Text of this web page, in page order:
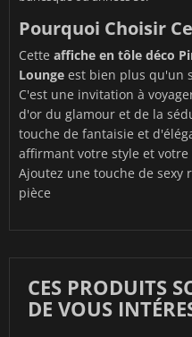
Pourquoi Choisir
Cette affiche en tôle déco
Lounge est bien plus qu'un
C'est une invitation à
d'or du glamour et de la
touche de fantaisie et
affirmant votre style et
Ajoutez une touche de sexy
pièce
CES PRODUITS
DE VOUS